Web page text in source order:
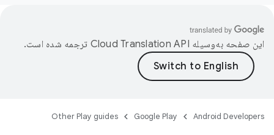
این صفحه به‌وسیله ترجمه شده است.
Android Developers
Google Play
Other Play guides